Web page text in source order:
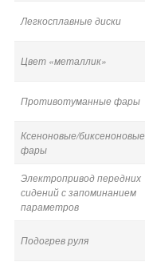
Легкосплавные диски
Цвет «металлик»
Противотуманные фары
Ксеноновые/биксеноновые
фары
Электропривод передних
сидений с запоминанием
параметров
Подогрев руля